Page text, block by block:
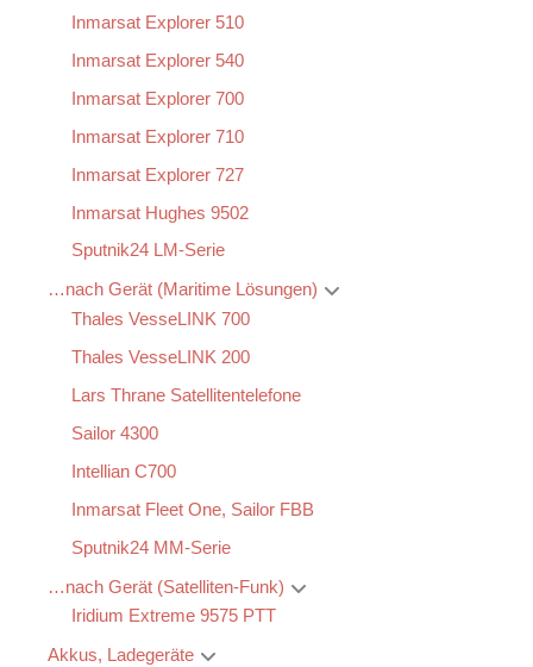
Inmarsat Explorer 510
Inmarsat Explorer 540
Inmarsat Explorer 700
Inmarsat Explorer 710
Inmarsat Explorer 727
Inmarsat Hughes 9502
Sputnik24 LM-Serie
…nach Gerät (Maritime Lösungen)
Thales VesseLINK 700
Thales VesseLINK 200
Lars Thrane Satellitentelefone
Sailor 4300
Intellian C700
Inmarsat Fleet One, Sailor FBB
Sputnik24 MM-Serie
…nach Gerät (Satelliten-Funk)
Iridium Extreme 9575 PTT
Akkus, Ladegeräte